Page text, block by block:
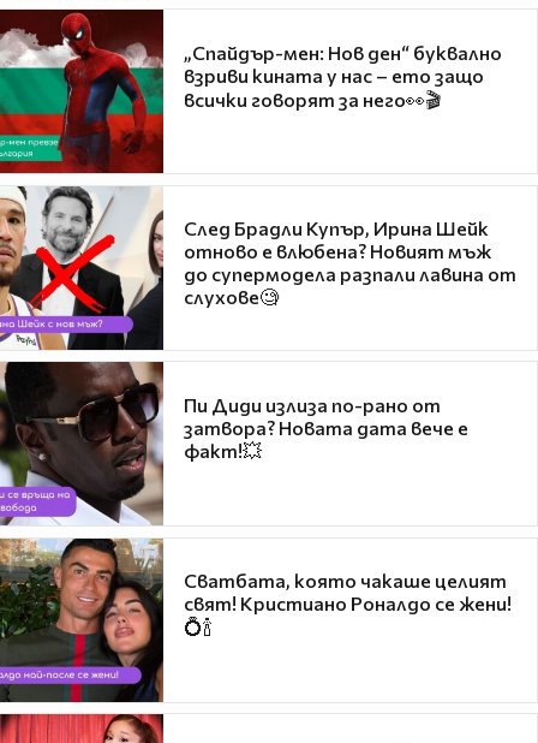
„Спайдър-мен: Нов ден“ буквално
взриви кината у нас – ето защо
всички говорят за него👀🎬
След Брадли Купър, Ирина Шейк
отново е влюбена? Новият мъж
до супермодела разпали лавина от
слухове🧐
Пи Диди излиза по-рано от
затвора? Новата дата вече е
факт!💥
Сватбата, която чакаше целият
свят! Кристиано Роналдо се жени!
💍🍾